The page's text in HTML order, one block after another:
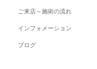
ご来店～施術の流れ
インフォメーション
ブログ